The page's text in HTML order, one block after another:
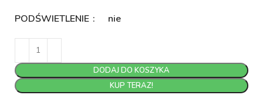
PODŚWIETLENIE nie
DODAJ DO KOSZYKA
KUP TERAZ!